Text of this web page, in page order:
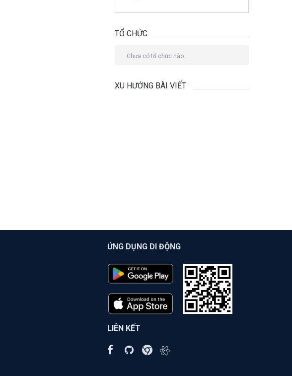
TỔ CHỨC
Chưa có tổ chức nào.
XU HƯỚNG BÀI VIẾT
ỨNG DỤNG DI ĐỘNG
LIÊN KẾT